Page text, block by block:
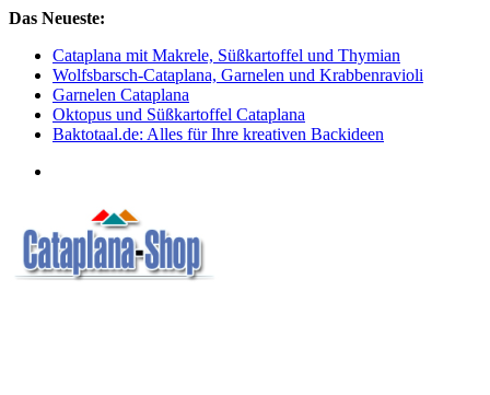
Skip
content
Das Neueste:
Cataplana mit Makrele, Süßkartoffel und Thymian
Wolfsbarsch-Cataplana, Garnelen und Krabbenravioli
Garnelen Cataplana
Oktopus und Süßkartoffel Cataplana
Baktotaal.de: Alles für Ihre kreativen Backideen